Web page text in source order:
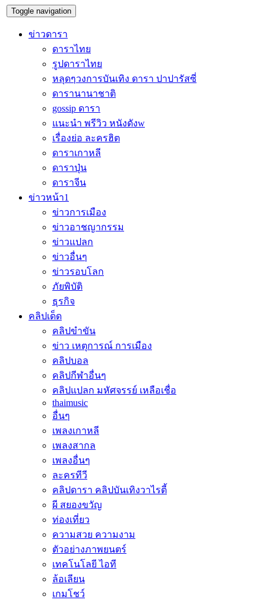
Toggle navigation
ข่าวดารา
ดาราไทย
รูปดาราไทย
หลุดๆวงการบันเทิง ดารา ปาปารัสซี่
ดารานานาชาติ
gossip ดารา
แนะนำ พรีวิว หนังดังw
เรื่องย่อ ละครฮิต
ดาราเกาหลี
ดาราปุ่น
ดาราจีน
ข่าวหน้า1
ข่าวการเมือง
ข่าวอาชญากรรม
ข่าวแปลก
ข่าวอื่นๆ
ข่าวรอบโลก
ภัยพิบัติ
ธุรกิจ
คลิปเด็ด
คลิปขำขัน
ข่าว เหตุการณ์ การเมือง
คลิปบอล
คลิปกีฬาอื่นๆ
คลิปแปลก มหัศจรรย์ เหลือเชื่อ
thaimusic
อื่นๆ
เพลงเกาหลี
เพลงสากล
เพลงอื่นๆ
ละครทีวี
คลิปดารา คลิปบันเทิงวาไรตี้
ผี สยองขวัญ
ท่องเที่ยว
ความสวย ความงาม
ตัวอย่างภาพยนตร์
เทคโนโลยี ไอที
ล้อเลียน
เกมโชว์